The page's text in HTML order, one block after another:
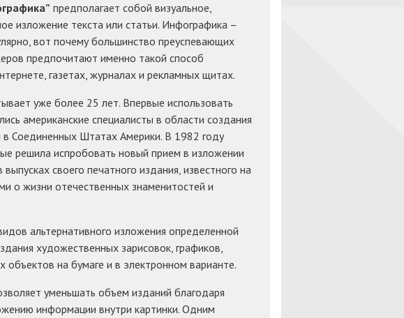
предполагает собой визуальное,
изложение текста или статьи. Инфографика –
вот почему большинство преуспевающих
предпочитают именно такой способ
газетах, журналах и рекламных щитах.
уже более 25 лет. Впервые использовать
американские специалисты в области создания
в Соединенных Штатах Америки. В 1982 году
решила испробовать новый прием в изложении
своего печатного издания, известного на
о жизни отечественных знаменитостей и
альтернативного изложения определенной
художественных зарисовок, графиков,
объектов на бумаге и в электронном варианте.
уменьшать объем изданий благодаря
информации внутри картинки. Одним